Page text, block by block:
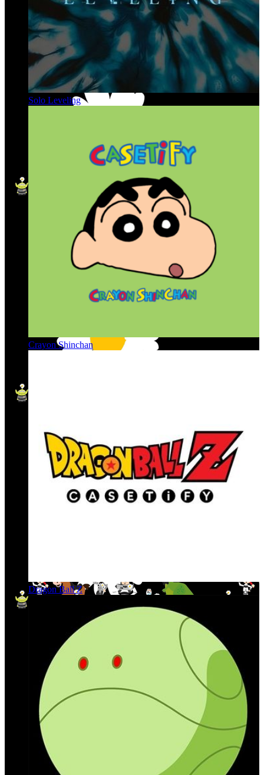
Solo Leveling
Crayon Shinchan
Dragon Ball Z